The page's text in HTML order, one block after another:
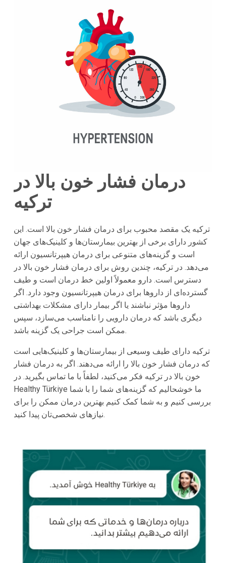
درمان فشار خون بالا در
ترکیه
ترکیه یک مقصد محبوب برای درمان فشار خون بالا است. این
کشور دارای برخی از بهترین بیمارستان‌ها و کلینیک‌های جهان
است و گزینه‌های متنوعی برای درمان هیپرتانسیون ارائه
می‌دهد. درترکیه، چندین روش برای درمان فشار خون بالا در
دسترس است. دارو معمولاً اولین خط درمان است و طیف
گسترده‌ای از داروها برای درمان هیپرتانسیون وجود دارد. اگر
داروها مؤثر نباشند یا اگر بیمار دارای مشکلات بهداشتی
دیگری باشد که درمان دارویی را نامناسب می‌سازد، سپس
ممکن است جراحی یک گزینه باشد.
ترکیه دارای طیف وسیعی از بیمارستان‌ها و کلینیک‌هایی است
که درمان فشار خون بالا را ارائه می‌دهند. اگر به درمان فشار
خون بالا درترکیه فکر می‌کنید، لطفاً با ما تماس بگیرید. در
Healthy Türkiye
بررسی کنیم و به شما کمک کنیم بهترین درمان ممکن را برای
نیازهای شخصی‌تان پیدا کنید.